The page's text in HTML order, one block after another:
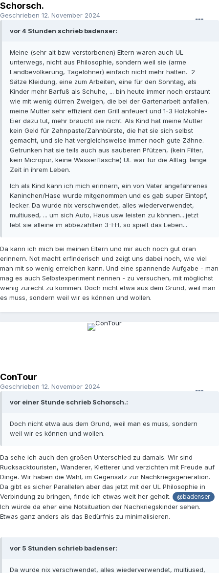
Schorsch.
Geschrieben 12. November 2024
vor 4 Stunden schrieb badenser:
Meine (sehr alt bzw verstorbenen) Eltern waren auch UL
unterwegs, nicht aus Philosophie, sondern weil sie (arme
Landbevölkerung, Tagelöhner) einfach nicht mehr hatten. 2
Sätze Kleidung, eine zum Arbeiten, eine für den Sonntag, als
Kinder mehr Barfuß als Schuhe, ... bin heute immer noch erstaunt
wie mit wenig dürren Zweigen, die bei der Gartenarbeit anfallen,
meine Mutter sehr effizient den Grill anfeuert und 1-3 Holzkohle-
Eier dazu tut, mehr braucht sie nicht. Als Kind hat meine Mutter
kein Geld für Zahnpaste/Zahnbürste, die hat sie sich selbst
gemacht, und sie hat vergleichsweise immer noch gute Zähne.
Getrunken hat sie teils auch aus sauberen Pfützen, (kein Filter,
kein Micropur, keine Wasserflasche) UL war für die Alltag. lange
Zeit in ihrem Leben.
Ich als Kind kann ich mich erinnern, ein von Vater angefahrenes
Kaninchen/Hase wurde mitgenommen und es gab super Eintopf,
lecker. Da wurde nix verschwendet, alles wiederverwendet,
multiused, ... um sich Auto, Haus usw leisten zu können....jetzt
lebt sie alleine im abbezahlten 3-FH, so spielt das Leben...
Da kann ich mich bei meinen Eltern und mir auch noch gut dran
erinnern. Not macht erfinderisch und zeigt uns dabei noch, wie viel
man mit so wenig erreichen kann. Und eine spannende Aufgabe - man
mag es auch Selbstexperiment nennen - zu versuchen, mit möglichst
wenig zurecht zu kommen. Doch nicht etwa aus dem Grund, weil man
es muss, sondern weil wir es können und wollen.
ConTour
Geschrieben 12. November 2024
vor einer Stunde schrieb Schorsch.:
Doch nicht etwa aus dem Grund, weil man es muss, sondern
weil wir es können und wollen.
Da sehe ich auch den großen Unterschied zu damals. Wir sind
Rucksacktouristen, Wanderer, Kletterer und verzichten mit Freude auf
Dinge. Wir haben die Wahl, im Gegensatz zur Nachkriegsgeneration.
Da gibt es sicher Parallelen aber das jetzt mit der UL Philosophie in
Verbindung zu bringen, finde ich etwas weit her geholt.
@badenser
Ich würde da eher eine Notsituation der Nachkriegskinder sehen.
Etwas ganz anders als das Bedürfnis zu minimalisieren.
vor 5 Stunden schrieb badenser:
Da wurde nix verschwendet, alles wiederverwendet, multiused,